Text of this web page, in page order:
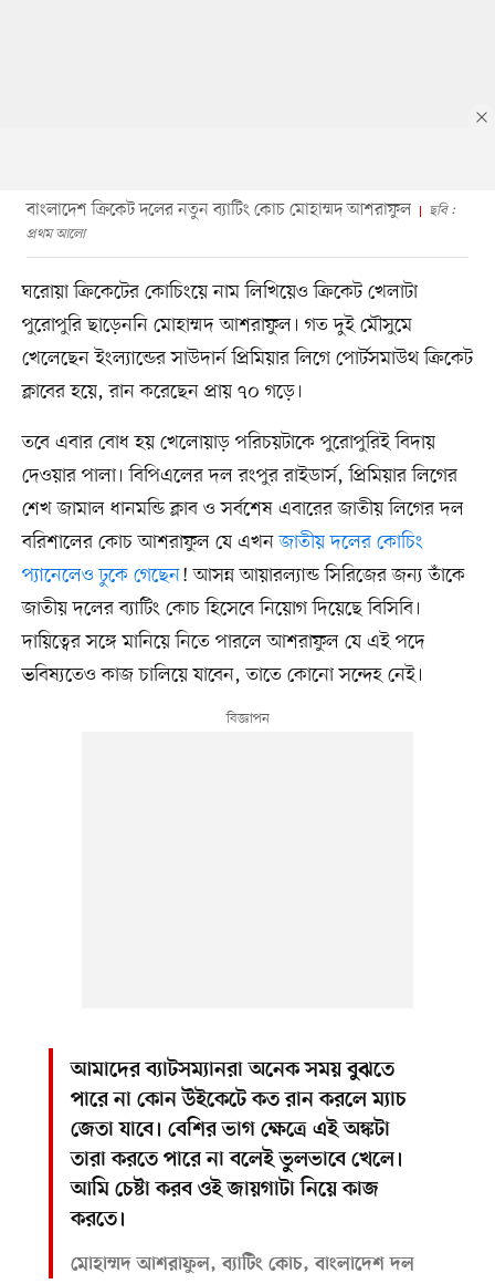
বাংলাদেশ ক্রিকেট দলের নতুন ব্যাটিং কোচ মোহাম্মদ আশরাফুল
ছবি :
প্রথম আলো
ঘরোয়া ক্রিকেটের কোচিংয়ে নাম লিখিয়েও ক্রিকেট খেলাটা
পুরোপুরি ছাড়েননি মোহাম্মদ আশরাফুল। গত দুই মৌসুমে
খেলেছেন ইংল্যান্ডের সাউদার্ন প্রিমিয়ার লিগে পোর্টসমাউথ ক্রিকেট
ক্লাবের হয়ে, রান করেছেন প্রায় ৭০ গড়ে।
তবে এবার বোধ হয় খেলোয়াড় পরিচয়টাকে পুরোপুরিই বিদায়
দেওয়ার পালা। বিপিএলের দল রংপুর রাইডার্স, প্রিমিয়ার লিগের
শেখ জামাল ধানমন্ডি ক্লাব ও সর্বশেষ এবারের জাতীয় লিগের দল
বরিশালের কোচ আশরাফুল যে এখনজাতীয় দলের কোচিং
প্যানেলেও ঢুকে গেছেন! আসন্ন আয়ারল্যান্ড সিরিজের জন্য তাঁকে
জাতীয় দলের ব্যাটিং কোচ হিসেবে নিয়োগ দিয়েছে বিসিবি।
দায়িত্বের সঙ্গে মানিয়ে নিতে পারলে আশরাফুল যে এই পদে
ভবিষ্যতেও কাজ চালিয়ে যাবেন, তাতে কোনো সন্দেহ নেই।
আমাদের ব্যাটসম্যানরা অনেক সময় বুঝতে
পারে না কোন উইকেটে কত রান করলে ম্যাচ
জেতা যাবে। বেশির ভাগ ক্ষেত্রে এই অঙ্কটা
তারা করতে পারে না বলেই ভুলভাবে খেলে।
আমি চেষ্টা করব ওই জায়গাটা নিয়ে কাজ
করতে।
মোহাম্মদ আশরাফুল, ব্যাটিং কোচ, বাংলাদেশ দল